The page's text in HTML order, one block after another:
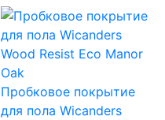
Пробковое покрытие
для пола Wicanders